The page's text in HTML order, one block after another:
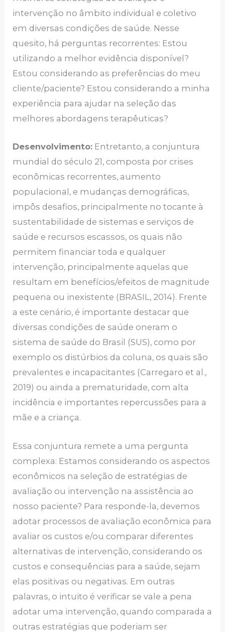
intervenção no âmbito individual e coletivo
em diversas condições de saúde. Nesse
quesito, há perguntas recorrentes: Estou
utilizando a melhor evidência disponível?
Estou considerando as preferências do meu
cliente/paciente? Estou considerando a minha
experiência para ajudar na seleção das
melhores abordagens terapêuticas?
Desenvolvimento: Entretanto, a conjuntura
mundial do século 21, composta por crises
econômicas recorrentes, aumento
populacional, e mudanças demográficas,
impôs desafios, principalmente no tocante à
sustentabilidade de sistemas e serviços de
saúde e recursos escassos, os quais não
permitem financiar toda e qualquer
intervenção, principalmente aquelas que
resultam em benefícios/efeitos de magnitude
pequena ou inexistente (BRASIL, 2014). Frente
a este cenário, é importante destacar que
diversas condições de saúde oneram o
sistema de saúde do Brasil (SUS), como por
exemplo os distúrbios da coluna, os quais são
prevalentes e incapacitantes (Carregaro et al.,
2019) ou ainda a prematuridade, com alta
incidência e importantes repercussões para a
mãe e a criança.
Essa conjuntura remete a uma pergunta
complexa: Estamos considerando os aspectos
econômicos na seleção de estratégias de
avaliação ou intervenção na assistência ao
nosso paciente? Para responde-la, devemos
adotar processos de avaliação econômica para
avaliar os custos e/ou comparar diferentes
alternativas de intervenção, considerando os
custos e consequências para a saúde, sejam
elas positivas ou negativas. Em outras
palavras, o intuito é verificar se vale a pena
adotar uma intervenção, quando comparada a
outras estratégias que poderiam ser